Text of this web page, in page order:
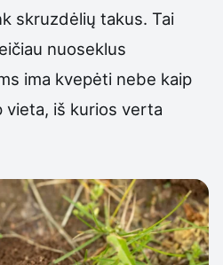
skruzdėlių takus. Tai
nuoseklus
ima kvepėti nebe kaip
vieta, iš kurios verta